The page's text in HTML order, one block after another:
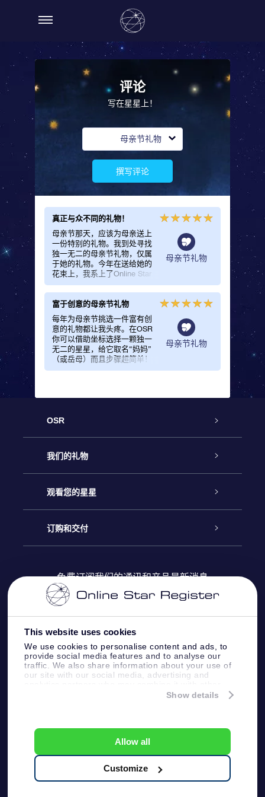
This website uses cookies
We use cookies to personalise content and ads, to
provide social media features and to analyse our
traffic. We also share information about your use of
our site with our social media, advertising and
information that you’ve provided to them or that
Show details
Allow all
Customize
评论
写在星星上！
母亲节礼物
撰写评论
真正与众不同的礼物！
母亲节那天，应该为母亲送上
一份特别的礼物。我到处寻找
独一无二的母亲节礼物，仅属
于她的礼物。今年在送给她的
花束上，我系上了Online Star
Register提供的精美礼品包。
母亲节礼物
富于创意的母亲节礼物
每年为母亲节挑选一件富有创
意的礼物都让我头疼。在OSR
你可以借助坐标选择一颗独一
无二的星星，给它取名“妈妈”
（或岳母）而且步骤超简单！
礼品包中有一份专有证书，显
到非常幸福！
母亲节礼物
OSR
客户服务
联系我们
博客
评论
我们的礼物
Online Star礼物
OSR 礼物包
OSR 礼物卡
公司礼品
观看您的星星
Online Star Register
个性化的Star Page
One Million Stars
OSR Starsaver
订购和交付
付款信息
配送信息
退货政策&撤销权
免费订阅我们的通讯和产品最新消息
客户服务:help@osr.org
KVK: 60333553, VAT: NL 8538.62.722B01
One Million Stars
一般条款和条件
隐私政策和免责声明